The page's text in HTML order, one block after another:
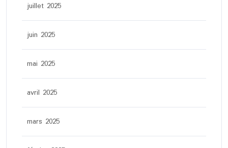
juillet 2025
juin 2025
mai 2025
avril 2025
mars 2025